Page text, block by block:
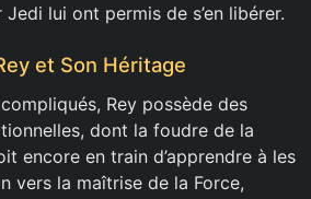
lui ont permis de s’en libérer.
et Son Héritage
Rey possède des
dont la foudre de la
encore en train d’apprendre à les
vers la maîtrise de la Force,